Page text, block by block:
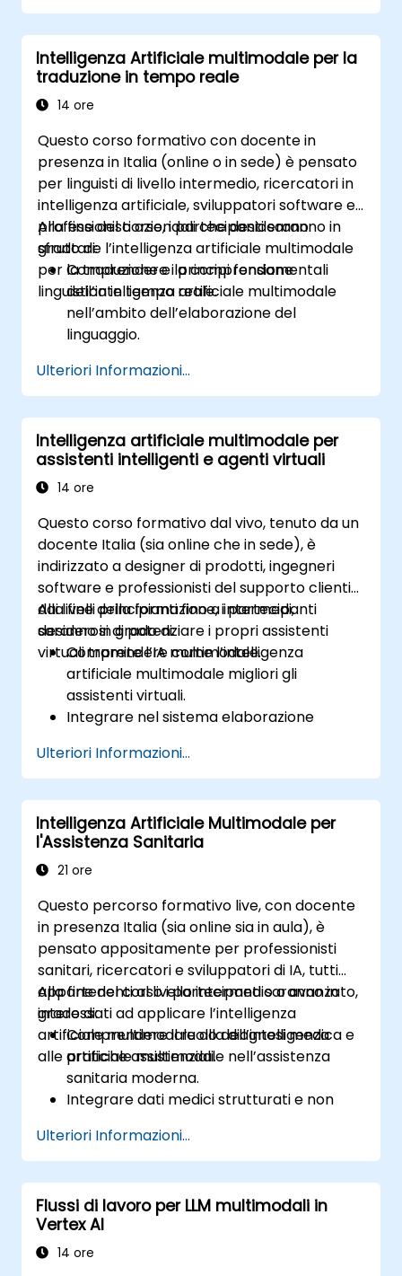
fabbriche intelligenti.
Implementare strategie di manutenzione
predittiva sfruttando l’analisi dei dati
basata sull’intelligenza artificiale.
Utilizzare la visione artificiale per rilevare
Intelligenza Artificiale multimodale per la
traduzione in tempo reale
14 ore
Questo corso formativo con docente in
presenza in Italia (online o in sede) è pensato
per linguisti di livello intermedio, ricercatori in
intelligenza artificiale, sviluppatori software e
professionisti aziendali che desiderano
sfruttare l’intelligenza artificiale multimodale
per la traduzione e la comprensione
linguistica in tempo reale.
Alla fine del corso, i partecipanti saranno in
grado di:
Comprendere i principi fondamentali
dell’intelligenza artificiale multimodale
nell’ambito dell’elaborazione del
linguaggio.
tradurre testi, voce e immagini.
Implementare soluzioni di traduzione in
tempo reale tramite API e framework
basati sull’AI.
Integrare strumenti di traduzione
automatizzata nell’ecosistema aziendale.
dall’utilizzo dell’AI nella gestione del
linguaggio.
Ulteriori Informazioni...
Intelligenza artificiale multimodale per
assistenti intelligenti e agenti virtuali
14 ore
Questo corso formativo dal vivo, tenuto da un
docente Italia (sia online che in sede), è
indirizzato a designer di prodotti, ingegneri
software e professionisti del supporto clienti
dai livelli principianti fino a intermedi,
desiderosi di potenziare i propri assistenti
virtuali tramite l’IA multimodale.
Alla fine della formazione, i partecipanti
saranno in grado di:
Comprendere come l’intelligenza
artificiale multimodale migliori gli
assistenti virtuali.
Integrare nel sistema elaborazione
assistenti guidati dall’AI.
Costruire agenti conversazionali
interattivi dotati di capacità vocali e
visive.
Sfruttare le API per il riconoscimento
vocale, l’NLP e la visione artificiale.
destinate al supporto clienti e
all’interazione con gli utenti.
Ulteriori Informazioni...
Intelligenza Artificiale Multimodale per
l'Assistenza Sanitaria
21 ore
Questo percorso formativo live, con docente
in presenza Italia (sia online sia in aula), è
pensato appositamente per professionisti
sanitari, ricercatori e sviluppatori di IA, tutti
appartenenti al livello intermedio o avanzato,
interessati ad applicare l’intelligenza
artificiale multimodale alla diagnosi medica e
alle pratiche assistenziali.
Alla fine del corso i partecipanti saranno in
grado di:
Comprendere il ruolo dell’intelligenza
artificiale multimodale nell’assistenza
sanitaria moderna.
Integrare dati medici strutturati e non
supportati dall’IA.
Utilizzare metodologie di intelligenza
artificiale nell’analisi delle immagini
mediche e delle cartelle cliniche
elettroniche.
Sviluppare modelli predittivi utili per la
Ulteriori Informazioni...
Flussi di lavoro per LLM multimodali in
Vertex AI
14 ore